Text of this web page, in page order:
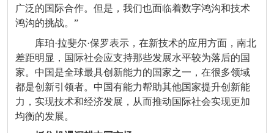
广泛的国际合作。但是，我们也面临着数字鸿沟和技术
鸿沟的挑战。”
库珀·拉斐尔·保罗表示，在新技术的应用方面，南北
差距明显，国际社会应支持那些发展水平较为落后的国
家。中国是全球最具创新能力的国家之一，在很多领域
都是创新引领者。中国有能力帮助其他国家提升创新能
力，实现技术和经济发展，从而推动国际社会实现更加
均衡的发展。